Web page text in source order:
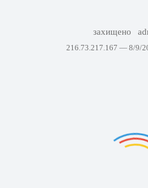
захищено
216.73.217.167 — 8/9/